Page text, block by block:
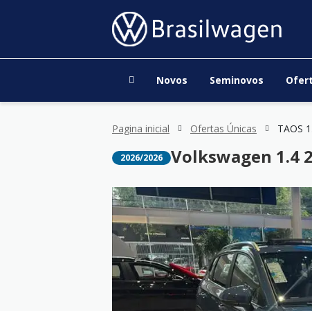
Novos Seminovos
Pagina inicial Ofertas Únicas TAOS
2026/2026 Volkswagen 1.4